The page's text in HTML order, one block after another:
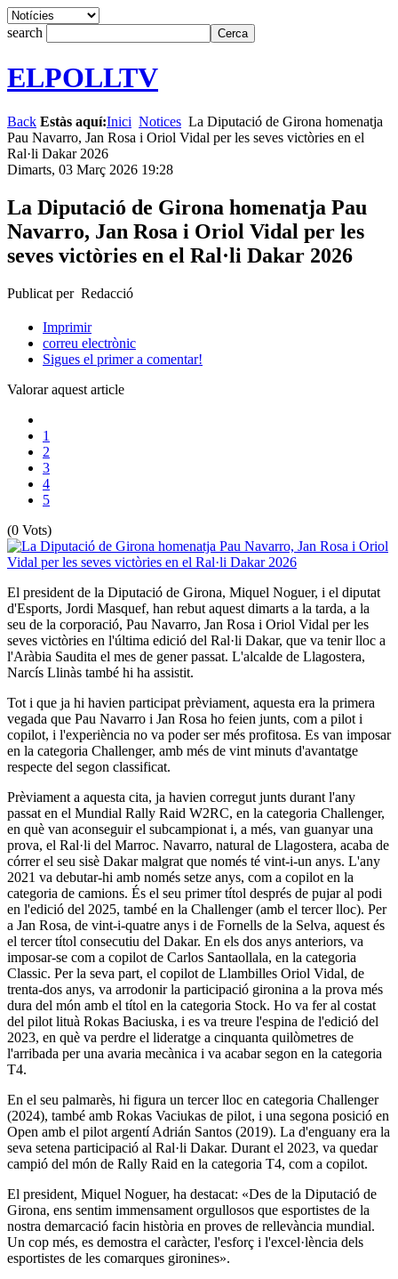
search
ELPOLLTV
Back Estàs aquí:Inici Notices La Diputació de Girona homenatja
Pau Navarro, Jan Rosa i Oriol Vidal per les seves victòries en el
Ral·li Dakar 2026
Dimarts, 03 Març 2026 19:28
La Diputació de Girona homenatja Pau
Navarro, Jan Rosa i Oriol Vidal per les
seves victòries en el Ral·li Dakar 2026
Publicat per Redacció
Imprimir
correu electrònic
Sigues el primer a comentar!
Valorar aquest article
1
2
3
4
5
(0 Vots)
El president de la Diputació de Girona, Miquel Noguer, i el diputat
d'Esports, Jordi Masquef, han rebut aquest dimarts a la tarda, a la
seu de la corporació, Pau Navarro, Jan Rosa i Oriol Vidal per les
seves victòries en l'última edició del Ral·li Dakar, que va tenir lloc a
l'Aràbia Saudita el mes de gener passat. L'alcalde de Llagostera,
Narcís Llinàs també hi ha assistit.
Tot i que ja hi havien participat prèviament, aquesta era la primera
vegada que Pau Navarro i Jan Rosa ho feien junts, com a pilot i
copilot, i l'experiència no va poder ser més profitosa. Es van imposar
en la categoria Challenger, amb més de vint minuts d'avantatge
respecte del segon classificat.
Prèviament a aquesta cita, ja havien corregut junts durant l'any
passat en el Mundial Rally Raid W2RC, en la categoria Challenger,
en què van aconseguir el subcampionat i, a més, van guanyar una
prova, el Ral·li del Marroc. Navarro, natural de Llagostera, acaba de
córrer el seu sisè Dakar malgrat que només té vint-i-un anys. L'any
2021 va debutar-hi amb només setze anys, com a copilot en la
categoria de camions. És el seu primer títol després de pujar al podi
en l'edició del 2025, també en la Challenger (amb el tercer lloc). Per
a Jan Rosa, de vint-i-quatre anys i de Fornells de la Selva, aquest és
el tercer títol consecutiu del Dakar. En els dos anys anteriors, va
imposar-se com a copilot de Carlos Santaollala, en la categoria
Classic. Per la seva part, el copilot de Llambilles Oriol Vidal, de
trenta-dos anys, va arrodonir la participació gironina a la prova més
dura del món amb el títol en la categoria Stock. Ho va fer al costat
del pilot lituà Rokas Baciuska, i es va treure l'espina de l'edició del
2023, en què va perdre el lideratge a cinquanta quilòmetres de
l'arribada per una avaria mecànica i va acabar segon en la categoria
T4.
En el seu palmarès, hi figura un tercer lloc en categoria Challenger
(2024), també amb Rokas Vaciukas de pilot, i una segona posició en
Open amb el pilot argentí Adrián Santos (2019). La d'enguany era la
seva setena participació al Ral·li Dakar. Durant el 2023, va quedar
campió del món de Rally Raid en la categoria T4, com a copilot.
El president, Miquel Noguer, ha destacat: «Des de la Diputació de
Girona, ens sentim immensament orgullosos que esportistes de la
nostra demarcació facin història en proves de rellevància mundial.
Un cop més, es demostra el caràcter, l'esforç i l'excel·lència dels
esportistes de les comarques gironines».